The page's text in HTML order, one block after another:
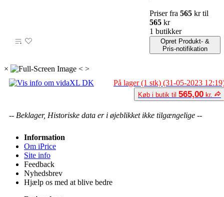
Priser fra 565 kr til
565 kr
1 butikker
Opret Produkt- &
Pris-notifikation
× < >
På lager (1 stk) (31-05-2023
Køb i butik til 565,00 kr.
-- Beklager, Historiske data er i øjeblikket ikke tilgængelige --
Information
Om iPrice
Site info
Feedback
Nyhedsbrev
Hjælp os med at blive bedre